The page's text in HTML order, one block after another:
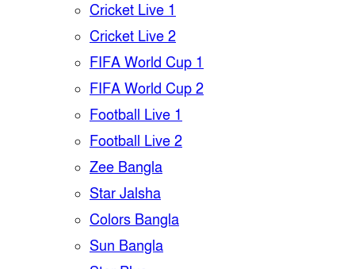
Cricket Live 1
Cricket Live 2
FIFA World Cup 1
FIFA World Cup 2
Football Live 1
Football Live 2
Zee Bangla
Star Jalsha
Colors Bangla
Sun Bangla